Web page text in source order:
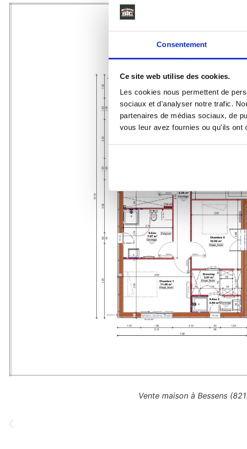
Consentement
Ce site web utilise des cookies.
Les cookies nous permettent de
sociaux et d'analyser notre trafic.
partenaires de médias sociaux, de
vous leur avez fournies ou qu'ils
Vente maison à Bessens